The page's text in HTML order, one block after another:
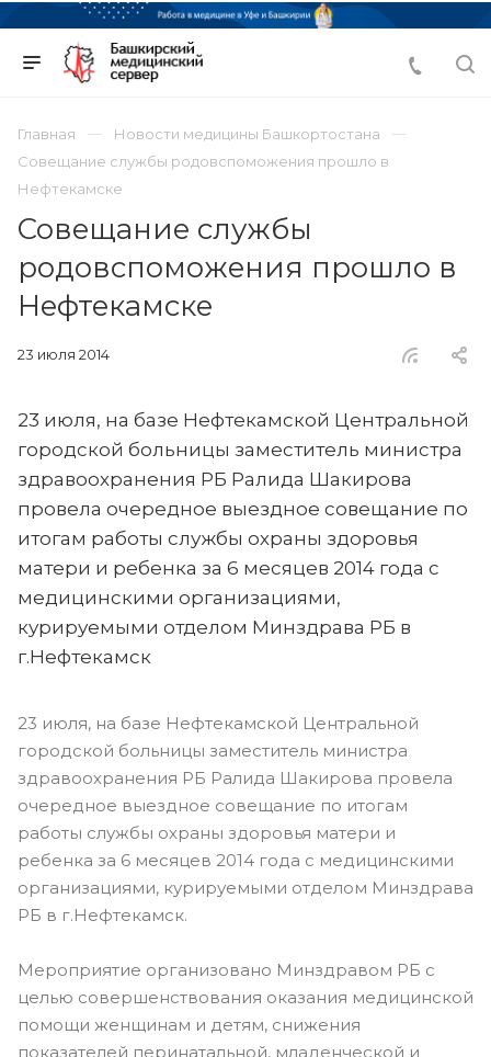
Главная
Новости медицины Башкортостана
Совещание службы родовспоможения прошло в
Нефтекамске
Совещание службы
родовспоможения прошло в
Нефтекамске
23 июля 2014
23 июля, на базе Нефтекамской Центральной
городской больницы заместитель министра
здравоохранения РБ Ралида Шакирова
провела очередное выездное совещание по
итогам работы службы охраны здоровья
матери и ребенка за 6 месяцев 2014 года с
медицинскими организациями,
курируемыми отделом Минздрава РБ в
г.Нефтекамск
23 июля, на базе Нефтекамской Центральной
городской больницы заместитель министра
здравоохранения РБ Ралида Шакирова провела
очередное выездное совещание по итогам
работы службы охраны здоровья матери и
ребенка за 6 месяцев 2014 года с медицинскими
организациями, курируемыми отделом Минздрава
РБ в г.Нефтекамск.
Мероприятие организовано Минздравом РБ с
целью совершенствования оказания медицинской
помощи женщинам и детям, снижения
показателей перинатальной, младенческой и